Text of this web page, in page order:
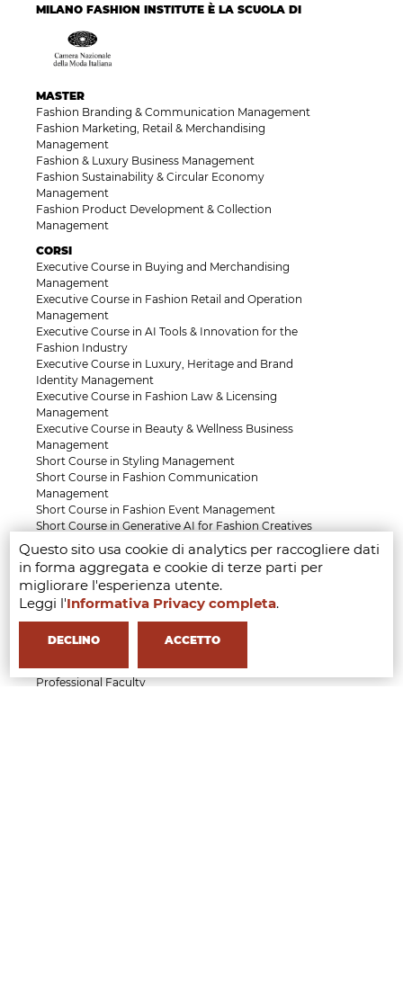
Questo sito usa cookie di analytics per raccogliere dati
in forma aggregata e cookie di terze parti per
migliorare l'esperienza utente.
Leggi l'Informativa Privacy completa.
DECLINO ACCETTO
MILANO FASHION INSTITUTE È LA SCUOLA DI
MASTER
Fashion Branding & Communication Management
Fashion Marketing, Retail & Merchandising
Management
Fashion & Luxury Business Management
Fashion Sustainability & Circular Economy
Management
Fashion Product Development & Collection
Management
CORSI
Executive Course in Buying and Merchandising
Management
Executive Course in Fashion Retail and Operation
Management
Executive Course in AI Tools & Innovation for the
Fashion Industry
Executive Course in Luxury, Heritage and Brand
Identity Management
Executive Course in Fashion Law & Licensing
Management
Executive Course in Beauty & Wellness Business
Management
Short Course in Styling Management
Short Course in Fashion Communication
Management
Short Course in Fashion Event Management
Short Course in Generative AI for Fashion Creatives
and Professionals
APPLY NOW
MFI
Milano
Faculty
Professional Faculty